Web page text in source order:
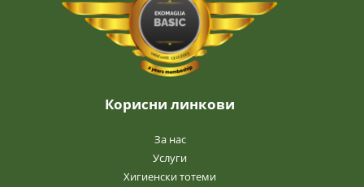
Корисни линкови
За нас
Услуги
Хигиенски тотеми